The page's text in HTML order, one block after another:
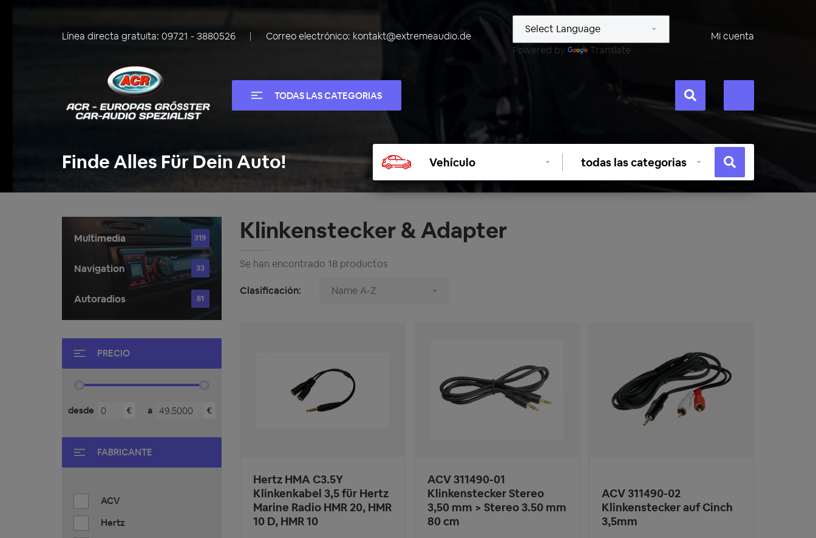
Línea directa gratuita: 09721 - 3880526 Correo electrónico: kontakt@extremeaudio.de
Powered by
Translate
Mi cuenta
TODAS LAS CATEGORIAS
Finde Alles Für Dein Auto!
vehículo
Seleccionar
categoría
Multimedia 319
Navigation 33
Autoradios 81
PRECIO
desde € a €
FABRICANTE
ACV
Hertz
Klinkenstecker & Adapter
Se han encontrado 18 productos
Clasificación:
Hertz HMA C3.5Y
Klinkenkabel 3,5 für Hertz
Marine Radio HMR 20, HMR
10 D, HMR 10
ACV 311490-01
Klinkenstecker Stereo
3,50 mm > Stereo 3.50 mm
80 cm
ACV 311490-02
Klinkenstecker auf Cinch
3,5mm